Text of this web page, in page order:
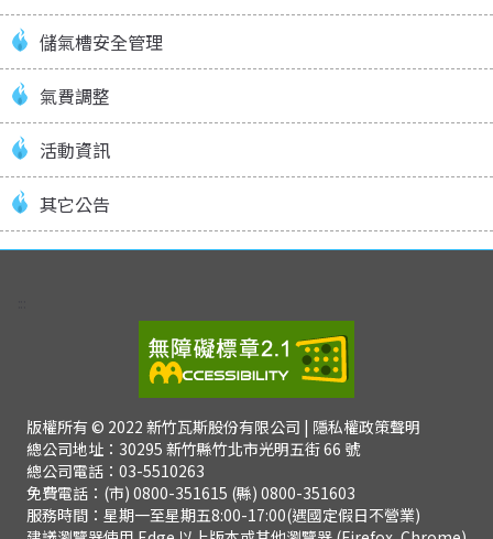
儲氣槽安全管理
氣費調整
活動資訊
其它公告
版權所有 © 2022 新竹瓦斯股份有限公司 | 隱私權政策聲明
總公司地址：30295 新竹縣竹北市光明五街 66 號
總公司電話：03-5510263
免費電話：(市) 0800-351615 (縣) 0800-351603
服務時間：星期一至星期五8:00-17:00(遇國定假日不營業)